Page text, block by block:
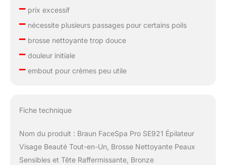
–prix excessif
–nécessite plusieurs passages pour certains poils
–brosse nettoyante trop douce
–douleur initiale
–embout pour crèmes peu utile
Fiche technique
Nom du produit : Braun FaceSpa Pro SE921 Épilateur
Visage Beauté Tout-en-Un, Brosse Nettoyante Peaux
Sensibles et Tête Raffermissante, Bronze